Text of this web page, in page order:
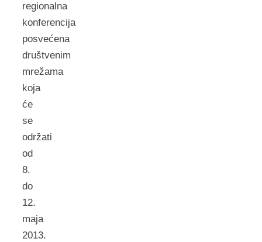
regionalna
konferencija
posvećena
društvenim
mrežama
koja
će
se
održati
od
8.
do
12.
maja
2013.